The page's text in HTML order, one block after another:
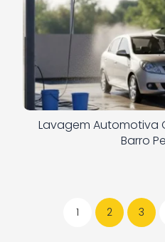
Lavagem Automotiva
Barro
1 2 3